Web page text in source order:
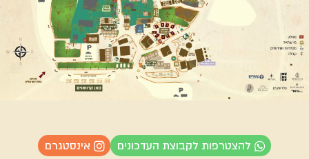
להצטרפות לקבוצת העדכונים אינסטגרם